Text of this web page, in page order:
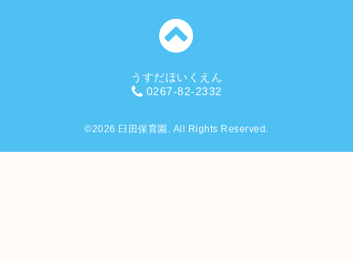
うすだほいくえん
0267-82-2332
©2026 臼田保育園 . All Rights Reserved.